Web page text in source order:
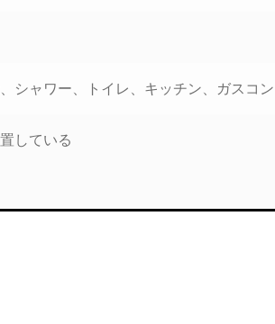
シャワー、トイレ、キッチン、ガスコン
している